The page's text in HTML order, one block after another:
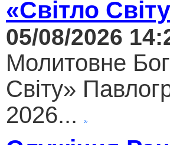
«Світло
05/08/2026
Молитовне
Світу»
2026...